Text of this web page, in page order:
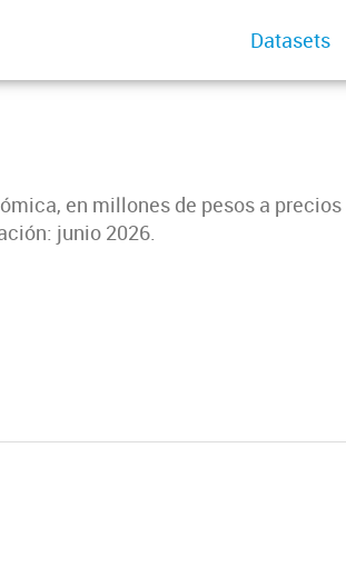
Datasets
en millones de pesos a
junio 2026.